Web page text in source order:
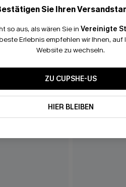
Sie Ihren
so aus, als wären Sie in Vereinigte
Erlebnis empfehlen wir Ihnen, auf
Website zu wechseln.
ZU CUPSHE-US
HIER BLEIBEN
*Ein
sich